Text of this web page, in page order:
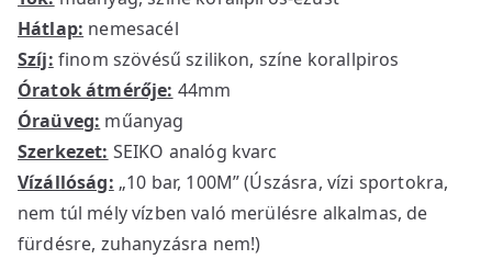
Hátlap: nemesacél
Szíj: finom szövésű szilikon, színe korallpiros
Óratok átmérője: 44mm
Óraüveg: műanyag
Szerkezet: SEIKO analóg kvarc
Vízállóság: „10 bar, 100M” (Úszásra, vízi sportokra,
nem túl mély vízben való merülésre alkalmas, de
fürdésre, zuhanyzásra nem!)